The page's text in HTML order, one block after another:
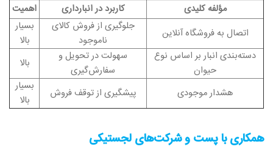
مؤلفه کلیدی
کاربرد در انبارداری
اهمیت
اتصال به فروشگاه آنلاین
جلوگیری از فروش کالای
ناموجود
بسیار
بالا
دسته‌بندی انبار بر اساس نوع
حیوان
سهولت در تحویل و
سفارش‌گیری
بالا
هشدار موجودی پیشگیری از توقف فروش
بسیار
بالا
همکاری با پست و شرکت‌های لجستیکی